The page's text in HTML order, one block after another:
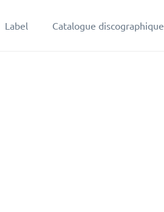
Label Catalogue discographique